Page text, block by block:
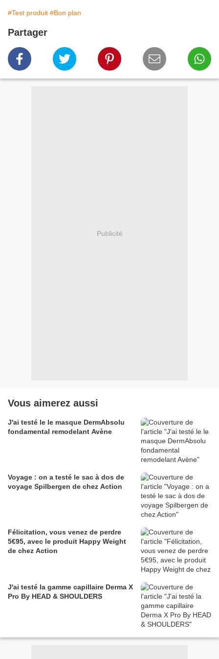
#Test produit #Bon plan
Partager
Publicité
Vous aimerez aussi
J'ai testé le le masque DermAbsolu
fondamental remodelant Avène
Voyage : on a testé le sac à dos de
voyage Spilbergen de chez Action
Félicitation, vous venez de perdre
5€95, avec le produit Happy Weight
de chez Action
J'ai testé la gamme capillaire Derma X
Pro By HEAD & SHOULDERS